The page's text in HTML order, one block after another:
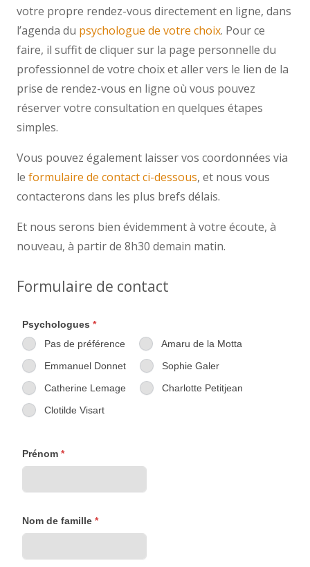
votre propre rendez-vous directement en ligne, dans
l’agenda du psychologue de votre choix. Pour ce
faire, il suffit de cliquer sur la page personnelle du
professionnel de votre choix et aller vers le lien de la
prise de rendez-vous en ligne où vous pouvez
réserver votre consultation en quelques étapes
simples.
Vous pouvez également laisser vos coordonnées via
le formulaire de contact ci-dessous, et nous vous
contacterons dans les plus brefs délais.
Et nous serons bien évidemment à votre écoute, à
nouveau, à partir de 8h30 demain matin.
Formulaire de contact